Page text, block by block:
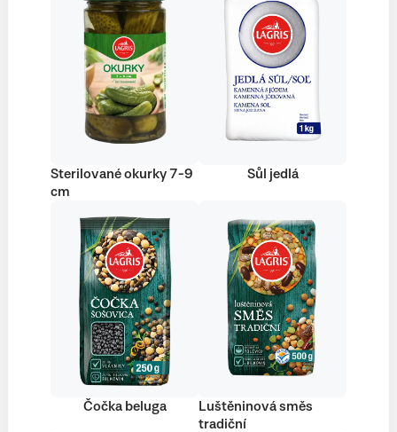
Sterilované okurky 7-9
cm
Sůl jedlá
Čočka beluga
Luštěninová směs
tradiční